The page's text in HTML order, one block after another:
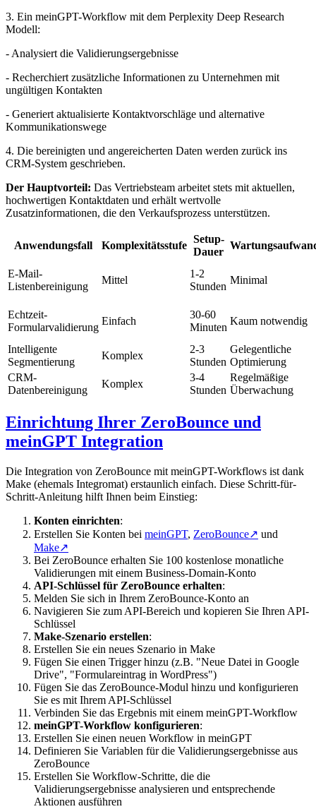
3. Ein meinGPT-Workflow mit dem Perplexity Deep Research
Modell:
- Analysiert die Validierungsergebnisse
- Recherchiert zusätzliche Informationen zu Unternehmen mit
ungültigen Kontakten
- Generiert aktualisierte Kontaktvorschläge und alternative
Kommunikationswege
4. Die bereinigten und angereicherten Daten werden zurück ins
CRM-System geschrieben.
Der Hauptvorteil: Das Vertriebsteam arbeitet stets mit aktuellen,
hochwertigen Kontaktdaten und erhält wertvolle
Zusatzinformationen, die den Verkaufsprozess unterstützen.
Anwendungsfall Komplexitätsstufe
Setup-
Dauer
E-Mail-
Listenbereinigung
Mittel
1-2
Stunden
Minimal
Echtzeit-
Formularvalidierung
Einfach
30-60
Minuten
Kaum notwendig
Intelligente
Segmentierung
Komplex
2-3
Stunden
Gelegentliche
Optimierung
CRM-
Datenbereinigung
Komplex
3-4
Stunden
Regelmäßige
Überwachung
Einrichtung Ihrer ZeroBounce und
meinGPT Integration
Die Integration von ZeroBounce mit meinGPT-Workflows ist dank
Make (ehemals Integromat) erstaunlich einfach. Diese Schritt-für-
Schritt-Anleitung hilft Ihnen beim Einstieg:
Konten einrichten:
Erstellen Sie Konten bei meinGPT, ZeroBounce↗ und
Make↗
Bei ZeroBounce erhalten Sie 100 kostenlose monatliche
Validierungen mit einem Business-Domain-Konto
API-Schlüssel für ZeroBounce erhalten:
Melden Sie sich in Ihrem ZeroBounce-Konto an
Navigieren Sie zum API-Bereich und kopieren Sie Ihren API-
Schlüssel
Make-Szenario erstellen:
Erstellen Sie ein neues Szenario in Make
Fügen Sie einen Trigger hinzu (z.B. "Neue Datei in Google
Drive", "Formulareintrag in WordPress")
Fügen Sie das ZeroBounce-Modul hinzu und konfigurieren
Sie es mit Ihrem API-Schlüssel
Verbinden Sie das Ergebnis mit einem meinGPT-Workflow
meinGPT-Workflow konfigurieren:
Erstellen Sie einen neuen Workflow in meinGPT
Definieren Sie Variablen für die Validierungsergebnisse aus
ZeroBounce
Erstellen Sie Workflow-Schritte, die die
Validierungsergebnisse analysieren und entsprechende
Aktionen ausführen